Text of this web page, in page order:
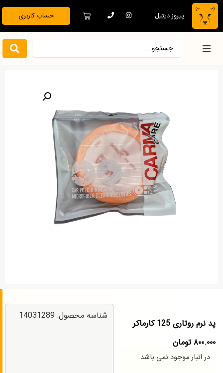
پیروز دیتیل حساب کاربری
دیتیلینگ تخصصی
بدنه خودرو
نظافت و نگهداری
پد نرم روتاری 125 کارماکر
۸۰۰.۰۰۰ تومان
در انبار موجود نمی باشد
شناسه محصول: 14031289